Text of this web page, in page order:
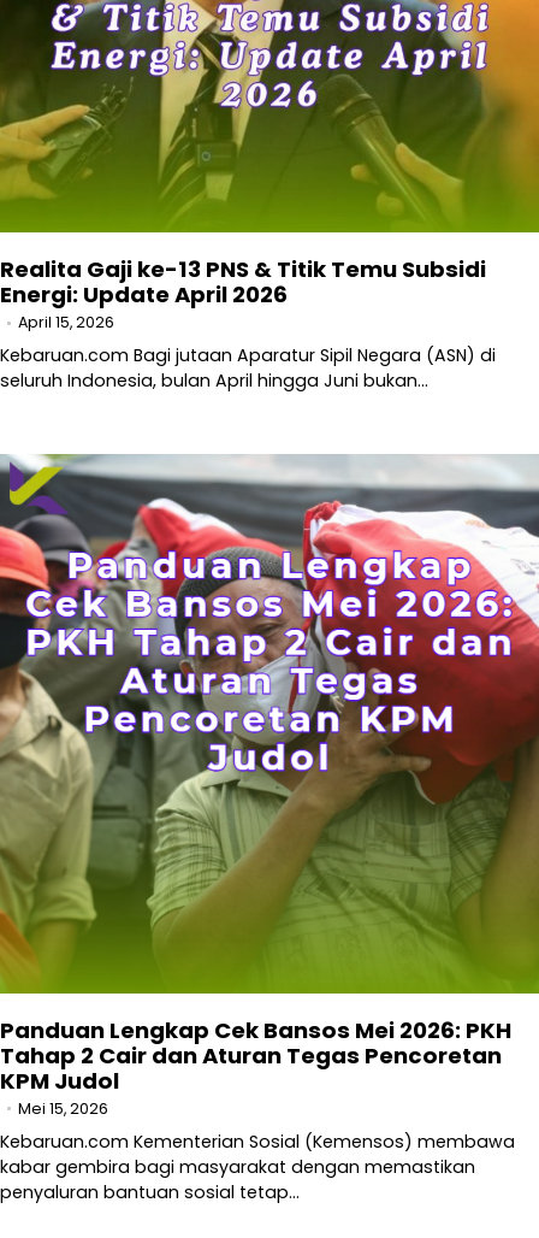
Realita Gaji ke-13 PNS & Titik Temu Subsidi
Energi: Update April 2026
April 15, 2026
Kebaruan.com Bagi jutaan Aparatur Sipil Negara (ASN) di
seluruh Indonesia, bulan April hingga Juni bukan…
Panduan Lengkap Cek Bansos Mei 2026: PKH
Tahap 2 Cair dan Aturan Tegas Pencoretan
KPM Judol
Mei 15, 2026
Kebaruan.com Kementerian Sosial (Kemensos) membawa
kabar gembira bagi masyarakat dengan memastikan
penyaluran bantuan sosial tetap…